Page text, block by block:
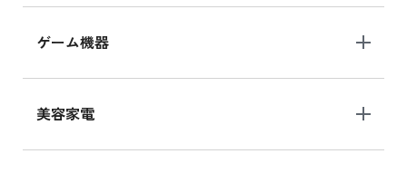
ゲーム機器
美容家電